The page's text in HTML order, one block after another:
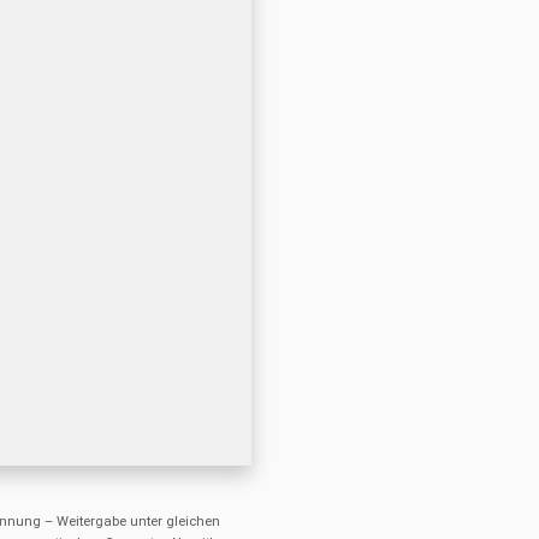
– Weitergabe unter gleichen